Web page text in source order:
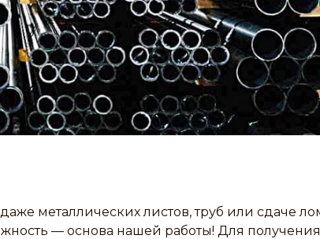
металлических листов, труб или сдаче
— основа нашей работы! Для